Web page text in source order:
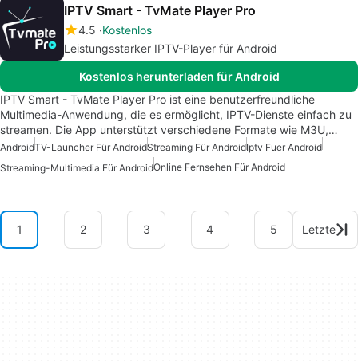
IPTV Smart - TvMate Player Pro
4.5 Kostenlos
Leistungsstarker IPTV-Player für Android
Kostenlos herunterladen für Android
IPTV Smart - TvMate Player Pro ist eine benutzerfreundliche
Multimedia-Anwendung, die es ermöglicht, IPTV-Dienste einfach zu
streamen. Die App unterstützt verschiedene Formate wie M3U,…
AndroidTV-Launcher Für AndroidStreaming Für AndroidIptv Fuer Android
Streaming-Multimedia Für AndroidOnline Fernsehen Für Android
1 2 3 4 5 Letzte